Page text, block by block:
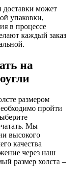
доставки может
упаковки,
в процессе
каждый заказ
на
размером
пройти
Мы
высокого
качества
через наш
размер холста –